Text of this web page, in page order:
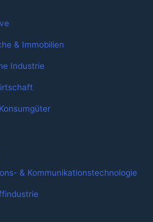
& Immobilien
Industrie
& Kommunikationstechnologie